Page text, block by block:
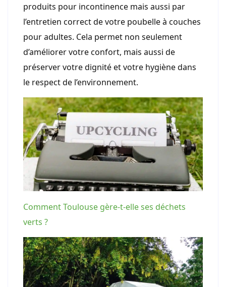
produits pour incontinence mais aussi par
l’entretien correct de votre poubelle à couches
pour adultes. Cela permet non seulement
d’améliorer votre confort, mais aussi de
préserver votre dignité et votre hygiène dans
le respect de l’environnement.
Comment Toulouse gère-t-elle ses déchets
verts ?